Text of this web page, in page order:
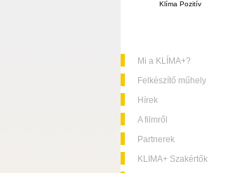
Klíma Pozitív
Mi a KLÍMA+?
Felkészítő műhely
Hírek
A filmről
Partnerek
KLIMA+ Szakértők